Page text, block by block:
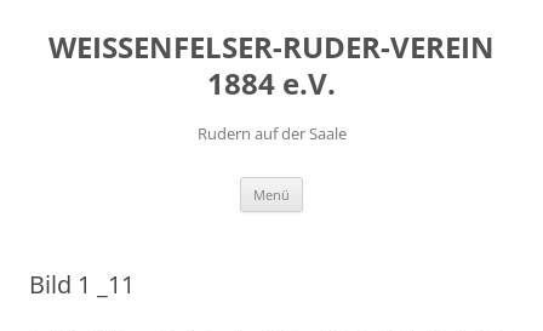
springen
WEISSENFELSER-RUDER-VEREIN
1884 e.V.
Rudern auf der Saale
Menü
Bild 1 _11